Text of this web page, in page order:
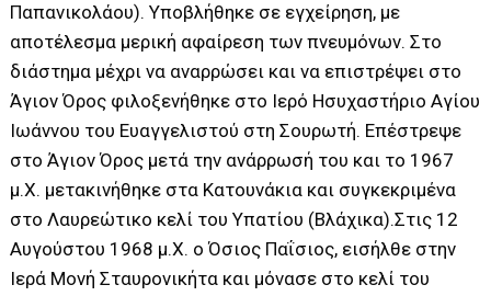
Παπανικολάου). Υποβλήθηκε σε εγχείρηση, με
αποτέλεσμα μερική αφαίρεση των πνευμόνων. Στο
διάστημα μέχρι να αναρρώσει και να επιστρέψει στο
Άγιον Όρος φιλοξενήθηκε στο Ιερό Ησυχαστήριο Αγίου
Ιωάννου του Ευαγγελιστού στη Σουρωτή. Επέστρεψε
στο Άγιον Όρος μετά την ανάρρωσή του και το 1967
μ.Χ. μετακινήθηκε στα Κατουνάκια και συγκεκριμένα
στο Λαυρεώτικο κελί του Υπατίου (Βλάχικα).Στις 12
Αυγούστου 1968 μ.Χ. ο Όσιος Παΐσιος, εισήλθε στην
Ιερά Μονή Σταυρονικήτα και μόνασε στο κελί του